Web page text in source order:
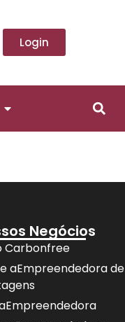
Login
Negócios
Carbonfree
aEmpreendedora de